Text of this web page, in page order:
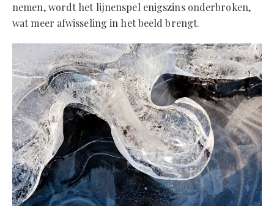
nemen, wordt het lijnenspel enigszins onderbroken,
wat meer afwisseling in het beeld brengt.